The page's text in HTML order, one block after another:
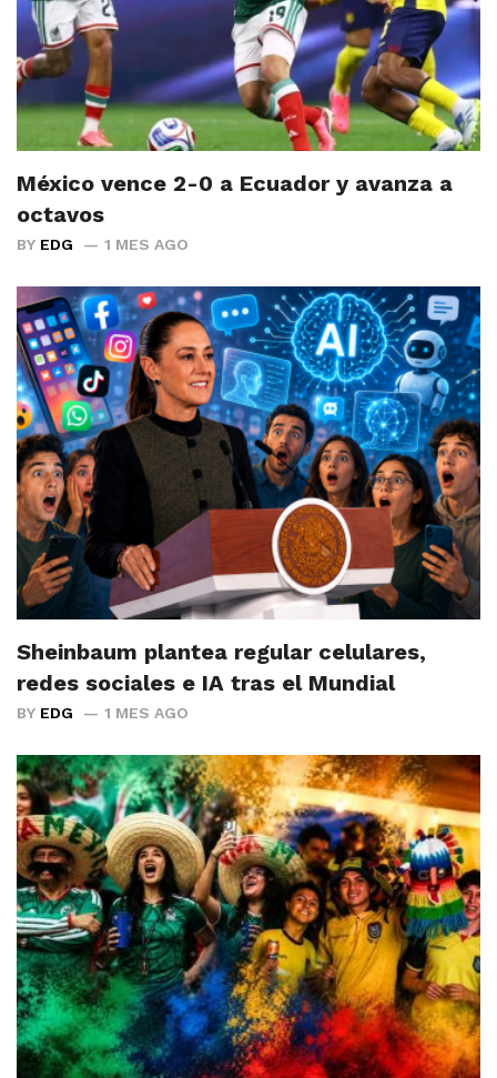
México vence 2-0 a Ecuador y avanza a
octavos
BY EDG 1 MES AGO
Sheinbaum plantea regular celulares,
redes sociales e IA tras el Mundial
BY EDG 1 MES AGO